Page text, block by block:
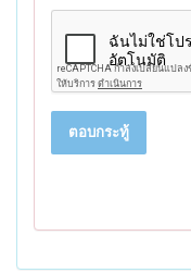
ตอบกระทู้